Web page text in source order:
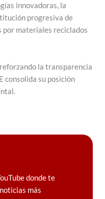
innovadoras, la
progresiva de
por materiales reciclados
la transparencia
consolida su posición
donde te
más